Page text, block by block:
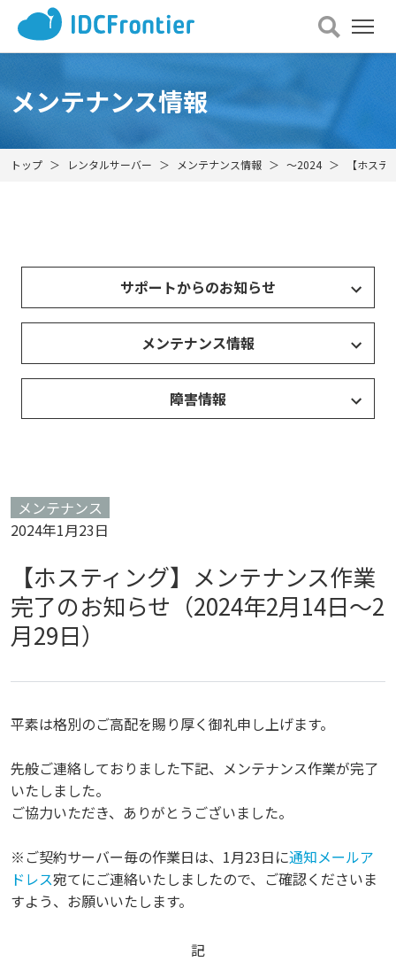
メ
ニュー
を
メンテナンス情報
トップ レンタルサーバー メンテナンス情報 ～2024 【ホス
サポートからのお知らせ
メンテナンス情報
障害情報
メンテナンス
2024年1月23日
【ホスティング】メンテナンス作業
完了のお知らせ（2024年2月14日～2
月29日）
平素は格別のご高配を賜り厚く御礼申し上げます。
先般ご連絡しておりました下記、メンテナンス作業が完了
いたしました。
ご協力いただき、ありがとうございました。
※ご契約サーバー毎の作業日は、1月23日に通知メールア
ドレス宛てにご連絡いたしましたので、ご確認くださいま
すよう、お願いいたします。
記